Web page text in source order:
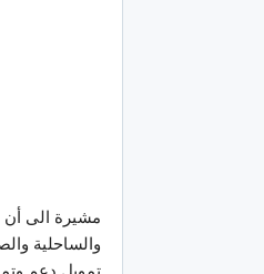
مشيرة الى أن
والساحلية
تمويل دعم